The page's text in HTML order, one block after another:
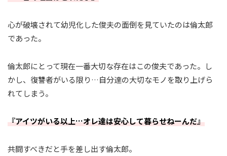
心が破壊されて幼児化した俊夫の面倒を見ていたのは倫太郎
であった。
倫太郎にとって現在一番大切な存在はこの俊夫であった。し
かし、復讐者がいる限り…自分達の大切なモノを取り上げら
れてしまう。
『アイツがいる以上…オレ達は安心して暮らせねーんだ』
共闘すべきだと手を差し出す倫太郎。